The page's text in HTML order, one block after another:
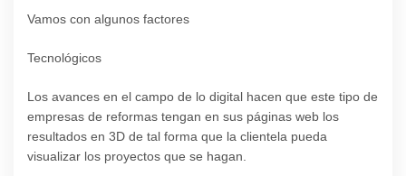
Vamos con algunos factores
Tecnológicos
Los avances en el campo de lo digital hacen que este tipo de
empresas de reformas tengan en sus páginas web los
resultados en 3D de tal forma que la clientela pueda
visualizar los proyectos que se hagan.